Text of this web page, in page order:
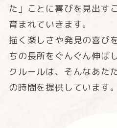
た」ことに喜びを見出す
育まれていきます。
描く楽しさや発見の喜び
ちの長所をぐんぐん伸
クルールは、そんなあた
の時間を提供しています。